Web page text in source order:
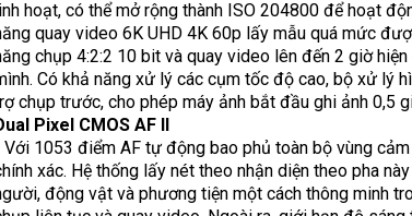
linh hoạt, có thể mở rộng thành ISO 204800 để hoạt
quay video 6K UHD 4K 60p lấy mẫu quá mức
chụp 4:2:2 10 bit và quay video lên đến 2 giờ
Có khả năng xử lý các cụm tốc độ cao, bộ xử lý
chụp trước, cho phép máy ảnh bắt đầu ghi ảnh 0,5
Pixel CMOS AF II
Với 1053 điểm AF tự động bao phủ toàn bộ vùng
xác. Hệ thống lấy nét theo nhận diện theo pha
động vật và phương tiện một cách thông minh